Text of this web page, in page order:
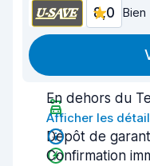
8,0 Bien
En dehors du
Afficher les
Dépôt de
Confirmation